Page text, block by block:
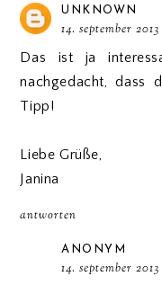
UNKNOWN
14. september
Das ist ja
nachgedacht, dass
Tipp!
Liebe Grüße,
Janina
antworten
ANONYM
14. september